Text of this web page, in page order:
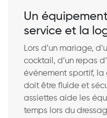
Un
service et la
Lors d’un mariage,
cocktail, d’un repas
événement sportif,
doit être fluide et
assiettes aide les
temps lors du